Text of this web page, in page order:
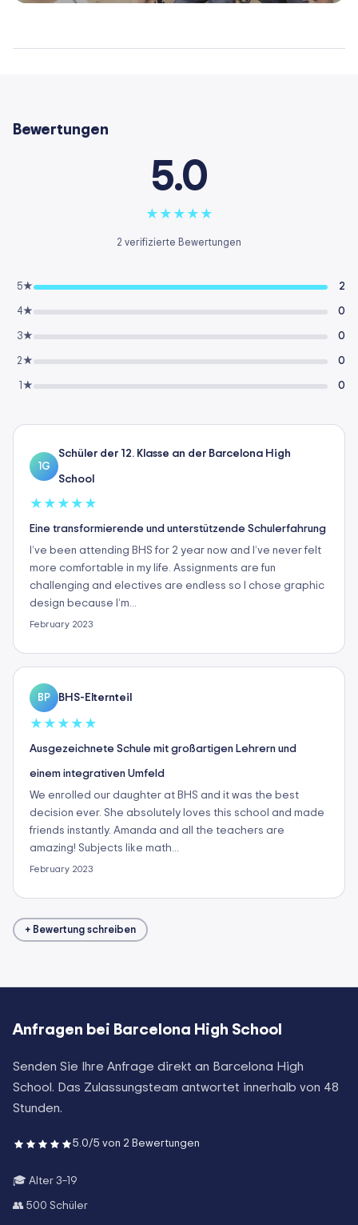
Bewertungen
5.0
★ ★ ★ ★ ★
2 verifizierte Bewertungen
5★ 2
4★ 0
3★ 0
2★ 0
1★ 0
1G
Schüler der 12. Klasse an der Barcelona High
School
★ ★ ★ ★ ★
Eine transformierende und unterstützende Schulerfahrung
I’ve been attending BHS for 2 year now and I’ve never felt
more comfortable in my life. Assignments are fun
challenging and electives are endless so I chose graphic
design because I’m…
February 2023
BP BHS-Elternteil
★ ★ ★ ★ ★
Ausgezeichnete Schule mit großartigen Lehrern und
einem integrativen Umfeld
We enrolled our daughter at BHS and it was the best
decision ever. She absolutely loves this school and made
friends instantly. Amanda and all the teachers are
amazing! Subjects like math…
February 2023
+ Bewertung schreiben
Anfragen bei Barcelona High School
Senden Sie Ihre Anfrage direkt an Barcelona High
School . Das Zulassungsteam antwortet innerhalb von 48
Stunden.
5.0/5 von 2 Bewertungen
🎓 Alter 3–19
👥 500 Schüler